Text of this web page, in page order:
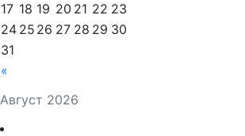
Август 2026
«
17 18 19 20 21 22 23
24 25 26 27 28 29 30
31